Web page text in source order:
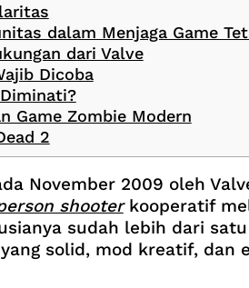
dalam Menjaga Game
dari Valve
Dicoba
Game Zombie Modern
2
November 2009 oleh
shooterkooperatif
sudah lebih dari
solid, mod kreatif, dan